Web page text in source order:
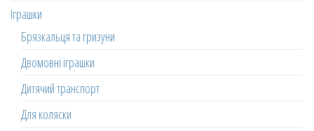
Іграшки
Брязкальця та гризуни
Двомовні іграшки
Дитячий транспорт
Для коляски